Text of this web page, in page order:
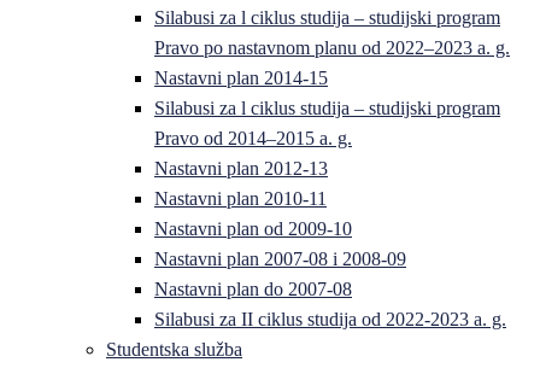
Silabusi za l ciklus studija – studijski program
Pravo po nastavnom planu od 2022–2023 a. g.
Nastavni plan 2014-15
Silabusi za l ciklus studija – studijski program
Pravo od 2014–2015 a. g.
Nastavni plan 2012-13
Nastavni plan 2010-11
Nastavni plan od 2009-10
Nastavni plan 2007-08 i 2008-09
Nastavni plan do 2007-08
Silabusi za II ciklus studija od 2022-2023 a. g.
Studentska služba